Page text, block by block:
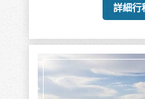
詳細行